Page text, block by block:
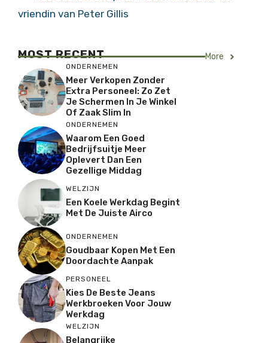
vriendin van Peter Gillis
MOST RECENT More
ONDERNEMEN
Meer Verkopen Zonder
Extra Personeel: Zo Zet
Je Schermen In Je Winkel
Of Zaak Slim In
ONDERNEMEN
Waarom Een Goed
Bedrijfsuitje Meer
Oplevert Dan Een
Gezellige Middag
WELZIJN
Een Koele Werkdag Begint
Met De Juiste Airco
ONDERNEMEN
Goudbaar Kopen Met Een
Doordachte Aanpak
PERSONEEL
Kies De Beste Jeans
Werkbroeken Voor Jouw
Werkdag
WELZIJN
Belangrijke